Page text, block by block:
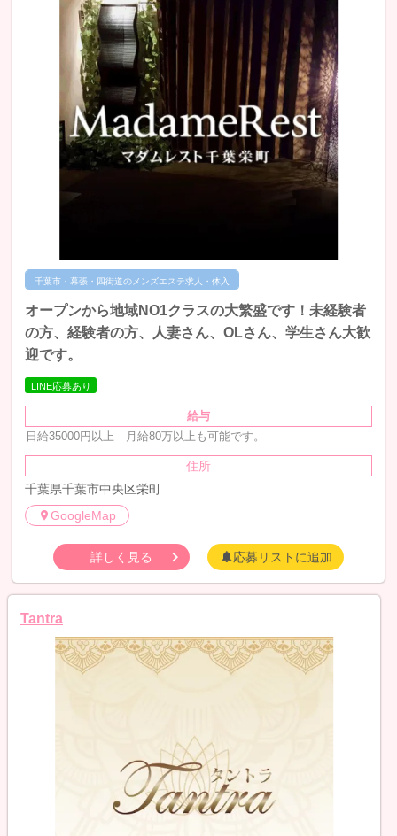
千葉市・幕張・四街道のメンズエステ求人・体入
オープンから地域NO1クラスの大繁盛です！未経験者
の方、経験者の方、人妻さん、OLさん、学生さん大歓
迎です。
LINE応募あり
給与
日給35000円以上 月給80万以上も可能です。
住所
千葉県千葉市中央区栄町
GoogleMap
詳しく見る 応募リストに追加
Tantra